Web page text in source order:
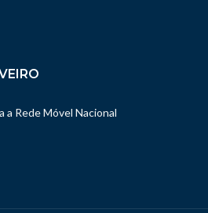
a Rede Móvel Nacional